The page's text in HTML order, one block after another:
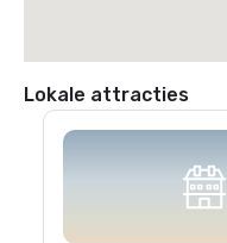
Lokale attracties